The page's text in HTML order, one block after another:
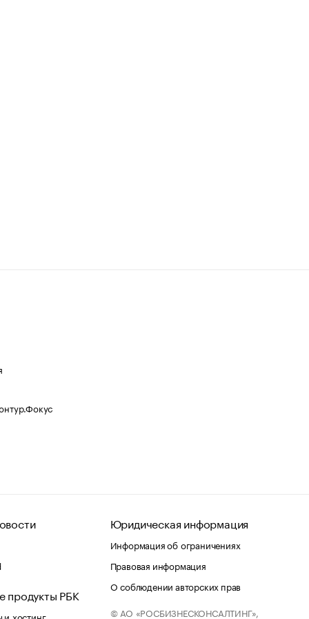
продукты РБК
хостинг
Юридическая информация
Информация об ограничениях
Правовая информация
О соблюдении авторских прав
© АО «РОСБИЗНЕСКОНСАЛТИНГ»,